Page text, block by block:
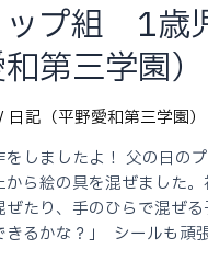
ップ組 1
第三学園）
日記（平野愛和第三学園）
しましたよ！ 父の日の
から絵の具を混ぜました
たり、手のひらで混ぜ
きるかな？」 シールも頑